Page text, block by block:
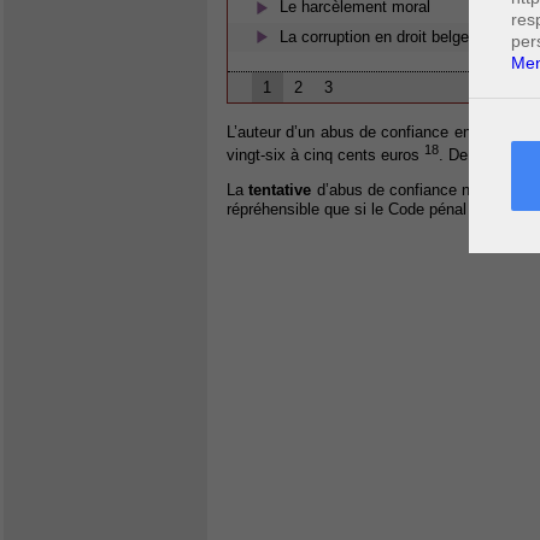
Le harcèlement moral
La corruption en droit belge
1 2 3
L’auteur d’un abus de confiance encourt une
vingt-six à cinq cents euros 18. De plus, le
Latentative d’abus de confiance n’est
répréhensible que si le Code pénal le